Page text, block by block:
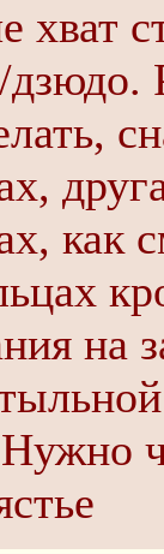
хват
дзюдо.
как
на